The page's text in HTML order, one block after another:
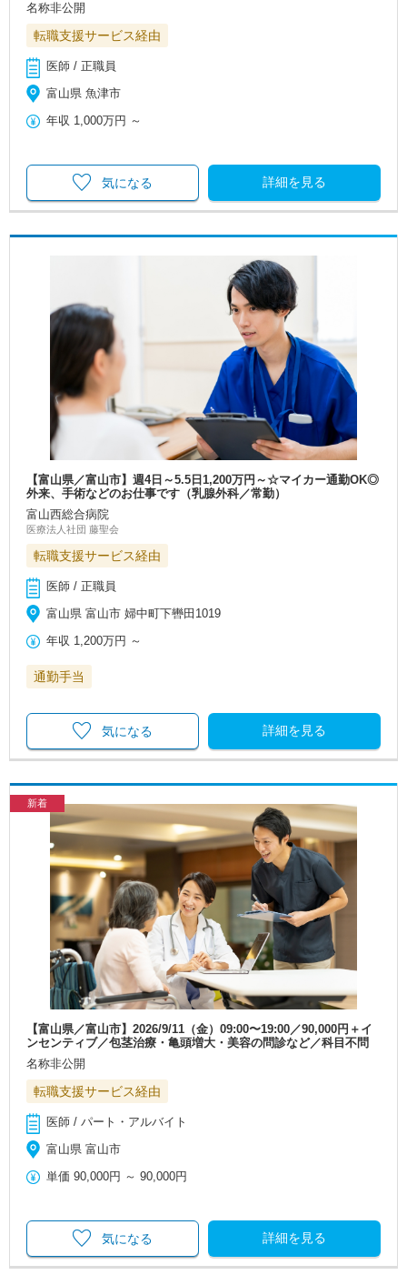
名称非公開
転職支援サービス経由
医師 / 正職員
富山県 魚津市
年収 1,000万円 ～
詳細を見る
気になる
【富山県／富山市】週4日～5.5日1,200万円～☆マイカー通勤OK◎
外来、手術などのお仕事です（乳腺外科／常勤）
富山西総合病院
医療法人社団 藤聖会
転職支援サービス経由
医師 / 正職員
富山県 富山市 婦中町下轡田1019
年収 1,200万円 ～
通勤手当
詳細を見る
気になる
新着
【富山県／富山市】2026/9/11（金）09:00〜19:00／90,000円＋イ
ンセンティブ／包茎治療・亀頭増大・美容の問診など／科目不問
名称非公開
転職支援サービス経由
医師 / パート・アルバイト
富山県 富山市
単価 90,000円 ～90,000円
詳細を見る
気になる